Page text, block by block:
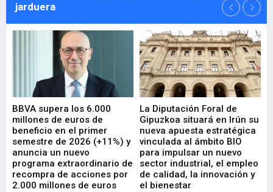
jarduera
BBVA supera los 6.000
millones de euros de
beneficio en el primer
semestre de 2026 (+11%) y
anuncia un nuevo
programa extraordinario de
recompra de acciones por
2.000 millones de euros
La Diputación Foral de
Gipuzkoa situará en Irún su
nueva apuesta estratégica
vinculada al ámbito BIO
para impulsar un nuevo
sector industrial, el empleo
de calidad, la innovación y
el bienestar